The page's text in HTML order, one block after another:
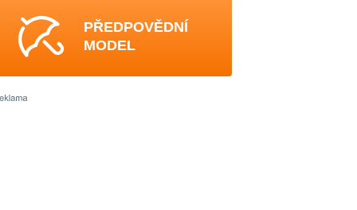
PŘEDPOVĚDNÍ
MODEL